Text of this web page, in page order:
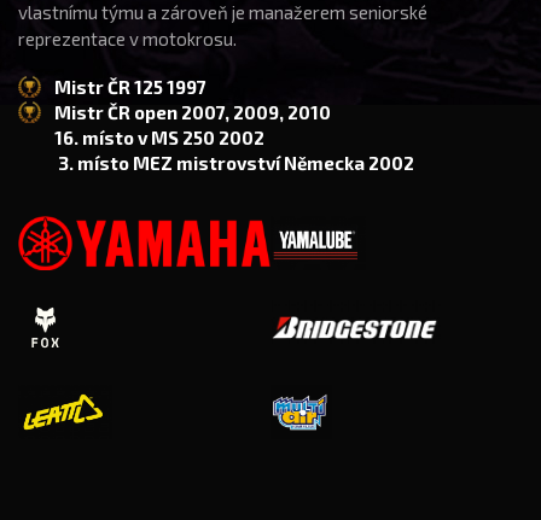
vlastnímu týmu a zároveň je manažerem seniorské
reprezentace v motokrosu.
Mistr ČR 125 1997
Mistr ČR open 2007, 2009, 2010
16. místo v MS 250 2002
3. místo MEZ mistrovství Německa 2002